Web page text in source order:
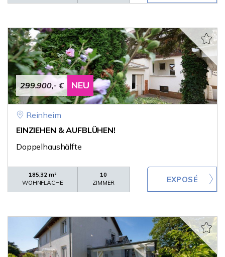
299.900,- € NEU
Reinheim
EINZIEHEN & AUFBLÜHEN!
Doppelhaushälfte
185,32 m²
WOHNFLÄCHE
10
ZIMMER